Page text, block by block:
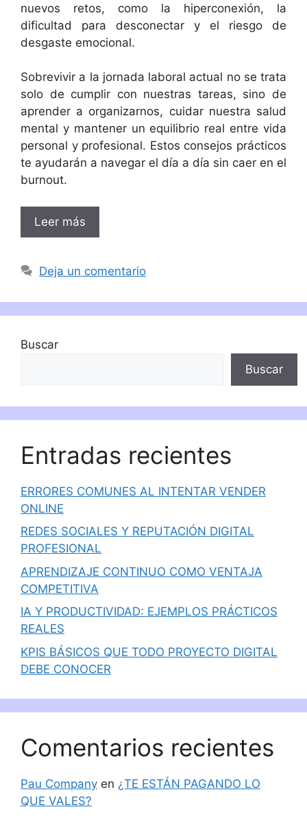
nuevos retos, como la hiperconexión, la
dificultad para desconectar y el riesgo de
desgaste emocional.
Sobrevivir a la jornada laboral actual no se trata
solo de cumplir con nuestras tareas, sino de
aprender a organizarnos, cuidar nuestra salud
mental y mantener un equilibrio real entre vida
personal y profesional. Estos consejos prácticos
te ayudarán a navegar el día a día sin caer en el
burnout.
Leer más
Deja un comentario
Buscar
Buscar
Entradas recientes
ERRORES COMUNES AL INTENTAR VENDER
ONLINE
REDES SOCIALES Y REPUTACIÓN DIGITAL
PROFESIONAL
APRENDIZAJE CONTINUO COMO VENTAJA
COMPETITIVA
IA Y PRODUCTIVIDAD: EJEMPLOS PRÁCTICOS
REALES
KPIS BÁSICOS QUE TODO PROYECTO DIGITAL
DEBE CONOCER
Comentarios recientes
Pau Company en ¿TE ESTÁN PAGANDO LO
QUE VALES?